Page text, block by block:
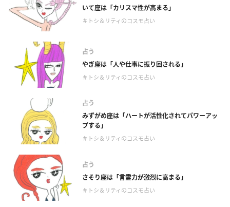
いて座は「カリスマ性が高まる」
＃トシ＆リティのコスモ占い
占う
やぎ座は「人や仕事に振り回される」
＃トシ＆リティのコスモ占い
占う
みずがめ座は「ハートが活性化されてパワーアッ
プする」
＃トシ＆リティのコスモ占い
占う
さそり座は「言霊力が激烈に高まる」
＃トシ＆リティのコスモ占い